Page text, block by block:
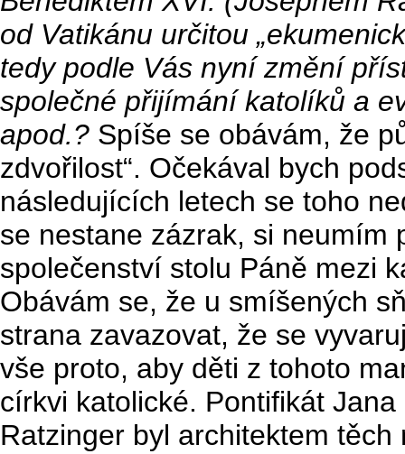
od Vatikánu určitou
tedy podle Vás nyní změní
společné přijímání katolíků a
apod.? Spíše se obávám, že
zdvořilost“. Očekával bych
následujících letech se toho
se nestane zázrak, si neumím
společenství stolu Páně mezi
Obávám se, že u smíšených
strana zavazovat, že se
vše proto, aby děti z tohoto
církvi katolické. Pontifikát
Ratzinger byl architektem